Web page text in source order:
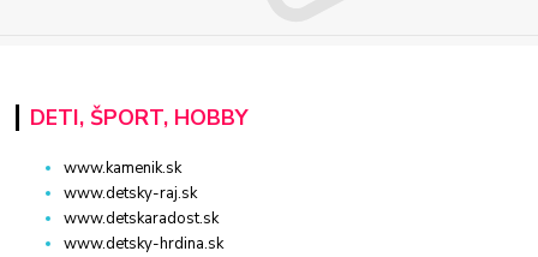
DETI, ŠPORT, HOBBY
www.kamenik.sk
www.detsky-raj.sk
www.detskaradost.sk
www.detsky-hrdina.sk